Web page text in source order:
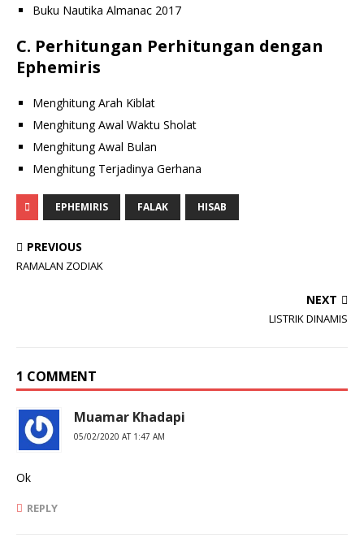
Buku Nautika Almanac 2017
C. Perhitungan Perhitungan dengan
Ephemiris
Menghitung Arah Kiblat
Menghitung Awal Waktu Sholat
Menghitung Awal Bulan
Menghitung Terjadinya Gerhana
EPHEMIRIS FALAK HISAB
PREVIOUS
RAMALAN ZODIAK
NEXT
LISTRIK DINAMIS
1 COMMENT
Muamar Khadapi
05/02/2020 AT 1:47 AM
Ok
REPLY